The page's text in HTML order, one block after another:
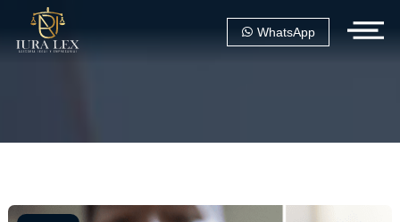
WhatsApp